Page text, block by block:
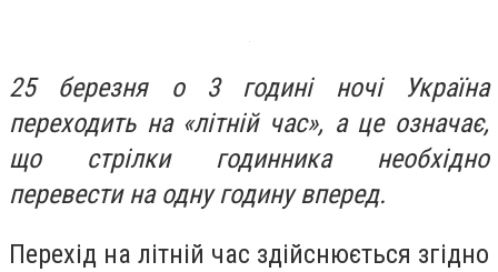
25 березня о 3 годині ночі Україна
переходить на «літній час», а це означає,
що стрілки годинника необхідно
перевести на одну годину вперед.
Перехід на літній час здійснюється згідно